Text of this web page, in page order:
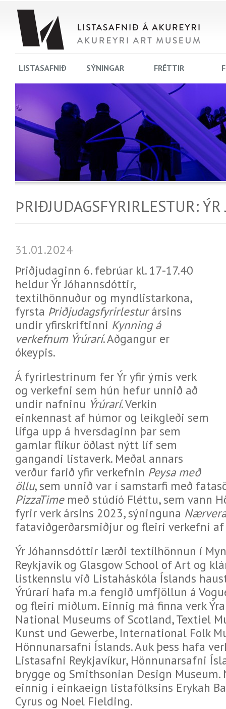
ÞRIÐJUDAGSFYRIRLESTUR:
31.01.2024
Þriðjudaginn 6. febrúar kl. 17-17.40
heldur Ýr Jóhannsdóttir,
textílhönnuður og myndlistarkona,
fyrsta Þriðjudagsfyrirlesturársins
undir yfirskriftinni Kynning á
verkefnum Ýrúrarí. Aðgangur er
ókeypis.
Á fyrirlestrinum fer Ýr yfir ýmis verk
og verkefni sem hún hefur unnið að
undir nafninu Ýrúrarí. Verkin
einkennast af húmor og leikgleði sem
lífga upp á hversdaginn þar sem
gamlar flíkur öðlast nýtt líf sem
gangandi listaverk. Meðal annars
verður farið yfir verkefnin Peysa með
öllu, sem unnið var í samstarfi með
PizzaTimemeð stúdíó Fléttu, sem vann
fyrir verk ársins 2023, sýninguna
fataviðgerðarsmiðjur og fleiri verkefni
Ýr Jóhannsdóttir lærði textílhönnun í
Reykjavík og Glasgow School of Art og
listkennslu við Listaháskóla Íslands
Ýrúrarí hafa m.a fengið umfjöllun á
og fleiri miðlum. Einnig má finna verk
National Museums of Scotland, Textiel
Kunst und Gewerbe, International Folk
Hönnunarsafni Íslands. Auk þess hafa
Listasafni Reykjavíkur, Hönnunarsafni
brygge og Smithsonian Design Museum.
einnig í einkaeign listafólksins Erykah
Cyrus og Noel Fielding.
LISTASAFNIÐ SÝNINGAR FRÉTTIR